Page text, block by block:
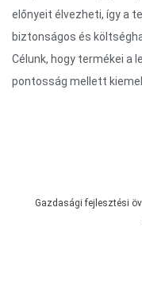
előnyeit élvezheti, így a
biztonságos és
Célunk, hogy termékei a
pontosság mellett
Gazdasági fejlesztési